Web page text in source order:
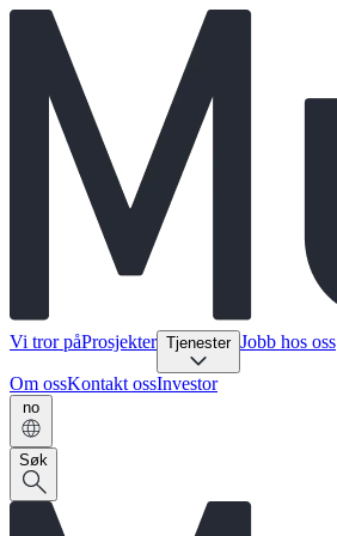
Vi tror påProsjekter Tjenester Jobb hos oss
Om ossKontakt ossInvestor
no
Søk